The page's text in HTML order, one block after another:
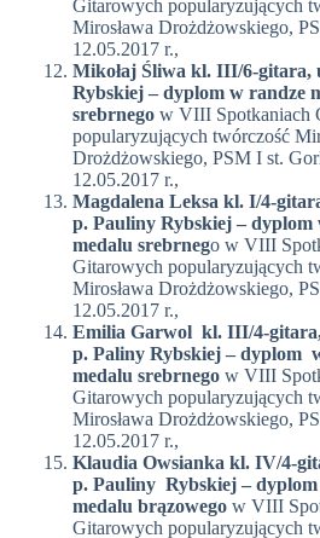
Gitarowych popularyzujących
Mirosława Drożdżowskiego,
12.05.2017 r.,
Mikołaj Śliwa kl. III/6-gitara,
Rybskiej – dyplom w randze
srebrnego w VIII Spotkaniach
popularyzujących twórczość
Drożdżowskiego, PSM I st.
12.05.2017 r.,
Magdalena Leksa kl. I/4-
p. Pauliny Rybskiej – dyplom
medalu srebrnego w VIII
Gitarowych popularyzujących
Mirosława Drożdżowskiego,
12.05.2017 r.,
Emilia Garwol kl. III/4-gitara,
p. Paliny Rybskiej – dyplom
medalu srebrnego w VIII
Gitarowych popularyzujących
Mirosława Drożdżowskiego,
12.05.2017 r.,
Klaudia Owsianka kl. IV/4-
p. Pauliny Rybskiej –
medalu brązowego w VIII
Gitarowych popularyzujących